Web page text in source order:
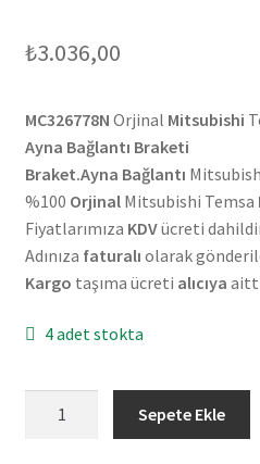
₺3.036,00
MC326778N Orjinal Mitsubishi
Ayna Bağlantı Braketi
Braket.Ayna Bağlantı
%100 OrjinalMitsubishi Temsa
Fiyatlarımıza KDVücreti
Adınıza faturalı olarak
Kargo taşıma ücreti alıcıya
4 adet stokta
Sepete Ekle